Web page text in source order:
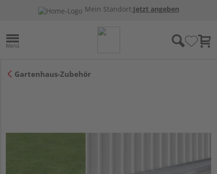
Mein Standort:Jetzt angeben
Gartenhaus-Zubehör